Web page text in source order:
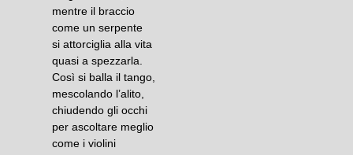
mentre il braccio
come un serpente
si attorciglia alla vita
quasi a spezzarla.
Così si balla il tango,
mescolando l’alito,
chiudendo gli occhi
per ascoltare meglio
come i violini